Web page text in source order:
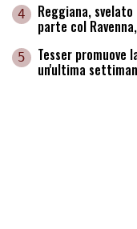
4 Reggiana,
parte col
5 Tesser promuove
un'ultima